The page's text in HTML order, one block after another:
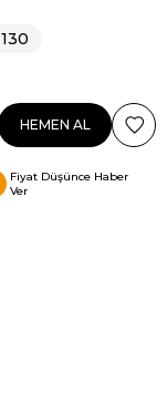
130
Fiyat Düşünce Haber
Ver